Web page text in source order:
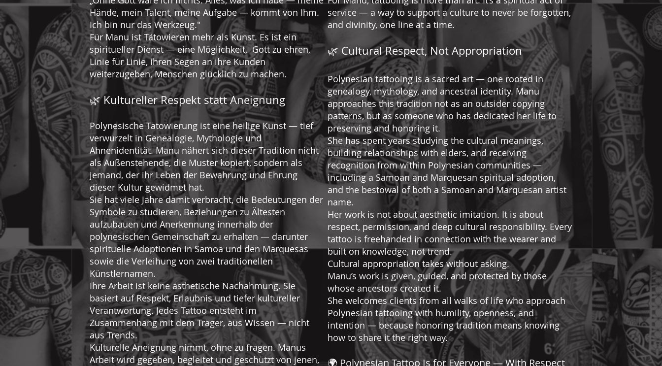
Hände, mein Talent, meine Aufgabe — kommt von Ihm.
Ich bin nur das Werkzeug."
Für Manu ist Tätowieren mehr als Kunst. Es ist ein
spiritueller Dienst — eine Möglichkeit, Gott zu ehren,
Linie für Linie, ihren Segen an ihre Kunden
weiterzugeben, Menschen glücklich zu machen.
🌿 Kultureller Respekt statt Aneignung
Polynesische Tätowierung ist eine heilige Kunst — tief
verwurzelt in Genealogie, Mythologie und
Ahnenidentität. Manu nähert sich dieser Tradition nicht
als Außenstehende, die Muster kopiert, sondern als
jemand, der ihr Leben der Bewahrung und Ehrung
dieser Kultur gewidmet hat.
Sie hat viele Jahre damit verbracht, die Bedeutungen der
Symbole zu studieren, Beziehungen zu Ältesten
aufzubauen und Anerkennung innerhalb der
polynesischen Gemeinschaft zu erhalten — darunter
spirituelle Adoptionen in Samoa und den Marquesas
sowie die Verleihung von zwei traditionellen
Künstlernamen.
Ihre Arbeit ist keine ästhetische Nachahmung. Sie
basiert auf Respekt, Erlaubnis und tiefer kultureller
Verantwortung. Jedes Tattoo entsteht im
Zusammenhang mit dem Träger, aus Wissen — nicht
aus Trends.
Kulturelle Aneignung nimmt, ohne zu fragen. Manus
Arbeit wird gegeben, begleitet und geschützt von jenen,
service — a way to support a culture to never be forgotten,
and divinity, one line at a time.
🌿 Cultural Respect, Not Appropriation
Polynesian tattooing is a sacred art — one rooted in
genealogy, mythology, and ancestral identity. Manu
approaches this tradition not as an outsider copying
patterns, but as someone who has dedicated her life to
preserving and honoring it.
She has spent years studying the cultural meanings,
building relationships with elders, and receiving
recognition from within Polynesian communities —
including a Samoan and Marquesan spiritual adoption,
and the bestowal of both a Samoan and Marquesan artist
name.
Her work is not about aesthetic imitation. It is about
respect, permission, and deep cultural responsibility. Every
tattoo is freehanded in connection with the wearer and
built on knowledge, not trend.
Cultural appropriation takes without asking.
Manu’s work is given, guided, and protected by those
whose ancestors created it.
She welcomes clients from all walks of life who approach
Polynesian tattooing with humility, openness, and
intention — because honoring tradition means knowing
how to share it the right way.
🌍 Polynesian Tattoo Is for Everyone — With Respect